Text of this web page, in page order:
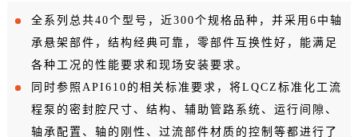
全系列总共40个型号，近300个规格品种，并采用6中轴
承悬架部件，结构经典可靠，零部件互换性好，能满足
各种工况的性能要求和现场安装要求。
同时参照API610的相关标准要求，将LQCZ标准化工流
程泵的密封腔尺寸、结构、辅助管路系统、运行间隙、
轴承配置、轴的刚性、过流部件材质的控制等都进行了